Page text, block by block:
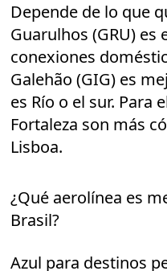
Depende de lo que
Guarulhos (GRU)
conexiones
Galehão (GIG) es
es Río o el sur. Para
Fortaleza son más
Lisboa.
¿Qué aerolínea es
Brasil?
Azul para destinos